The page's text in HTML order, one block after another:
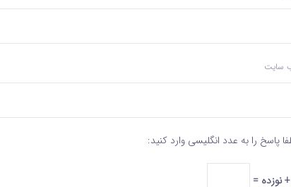
سایت
پاسخ را به عدد انگلیسی وارد کنید: